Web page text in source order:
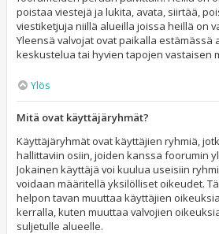
poistaa viestejä ja lukita, avata, siirtää,
viestiketjuja niillä alueilla joissa heillä on
Yleensä valvojat ovat paikalla estämässä
keskustelua tai hyvien tapojen vastaisen
Ylös
Mitä ovat käyttäjäryhmät?
Käyttäjäryhmät ovat käyttäjien ryhmiä,
hallittaviin osiin, joiden kanssa foorumin
Jokainen käyttäjä voi kuulua useisiin
voidaan määritellä yksilölliset oikeudet.
helpon tavan muuttaa käyttäjien
kerralla, kuten muuttaa valvojien
suljetulle alueelle.